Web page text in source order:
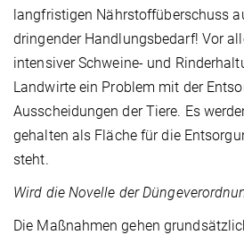
langfristigen Nährstoffüberschuss
dringender Handlungsbedarf! Vor
intensiver Schweine- und
Landwirte ein Problem mit der
Ausscheidungen der Tiere. Es
gehalten als Fläche für die
steht.
Wird die Novelle der
Die Maßnahmen gehen